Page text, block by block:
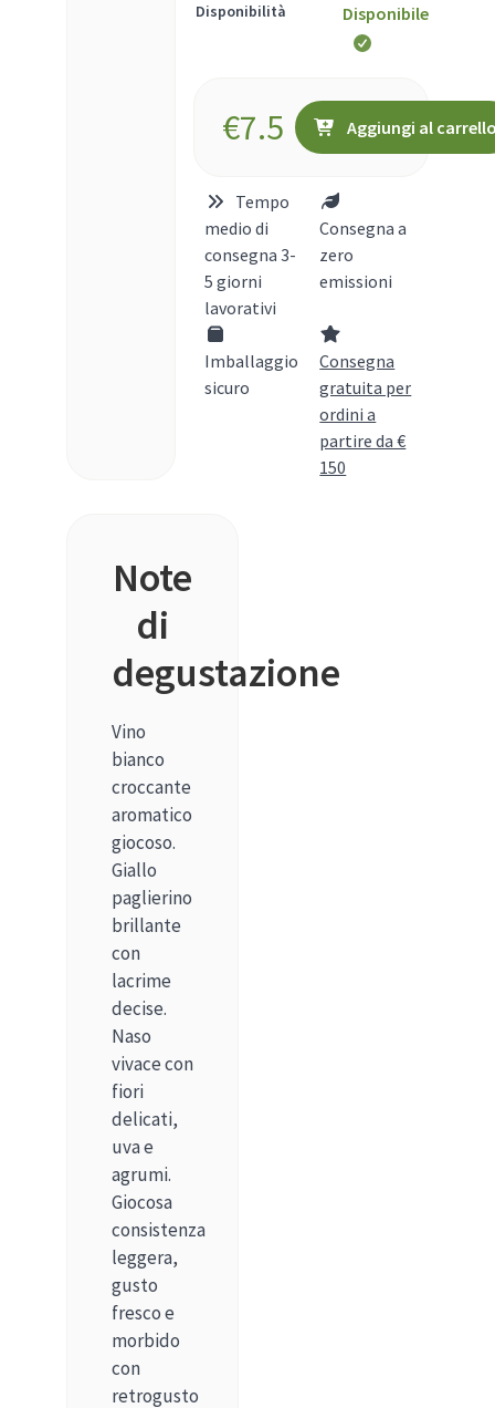
Disponibilità Disponibile
€7.5 Aggiungi al
Tempo
medio di
consegna 3-
5 giorni
lavorativi
Consegna a
zero
emissioni
Imballaggio
sicuro
Consegna
gratuita per
ordini a
partire da €
150
Note
di
degustazione
Vino
bianco
croccante
aromatico
giocoso.
Giallo
paglierino
brillante
con
lacrime
decise.
Naso
vivace con
fiori
delicati,
uva e
agrumi.
Giocosa
consistenza
leggera,
gusto
fresco e
morbido
con
retrogusto